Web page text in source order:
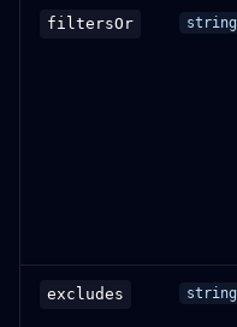
filtersOr string
excludes string